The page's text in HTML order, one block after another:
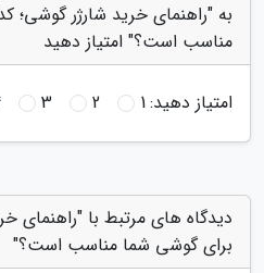
به "راهنمای خرید شارژر گوشی؛
مناسب است؟" امتیاز دهید
امتیاز دهید:1
2
3
دیدگاه های مرتبط با "راهنمای
برای گوشی شما مناسب است؟"